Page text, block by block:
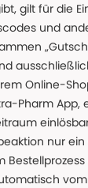
gilt für die
und
Online-
Pharm App,
nur
vom